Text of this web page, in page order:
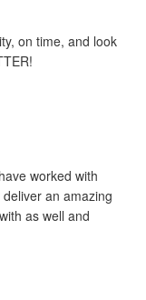
on time, and look
worked with
an amazing
as well and